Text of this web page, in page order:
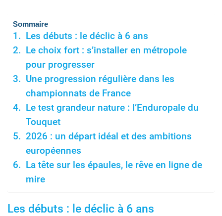
Sommaire
Les débuts : le déclic à 6 ans
Le choix fort : s’installer en métropole
pour progresser
Une progression régulière dans les
championnats de France
Le test grandeur nature : l’Enduropale du
Touquet
2026 : un départ idéal et des ambitions
européennes
La tête sur les épaules, le rêve en ligne de
mire
Les débuts : le déclic à 6 ans